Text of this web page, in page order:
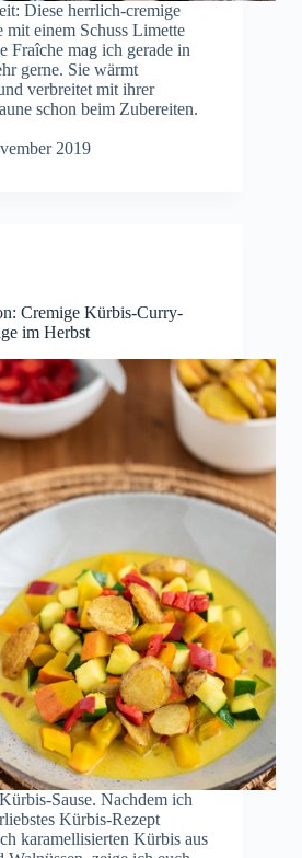
Diese herrlich-cremige
einem Schuss Limette
Fraîche mag ich gerade in
gerne. Sie wärmt
verbreitet mit ihrer
schon beim Zubereiten.
2019
Cremige Kürbis-Curry-
im Herbst
Sause. Nachdem ich
Kürbis-Rezept
karamellisierten Kürbis aus